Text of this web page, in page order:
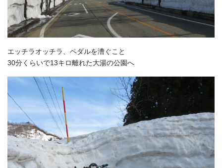
エッチラオッチラ、ペダルを漕ぐこと
30分くらいで13キロ離れた大湯の公園へ